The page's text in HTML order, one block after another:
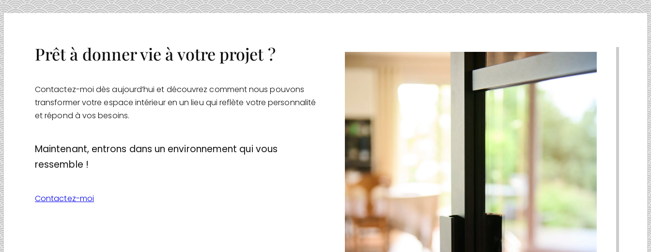
Prêt à donner vie à votre projet ?
Contactez-moi dès aujourd’hui et découvrez comment nous pouvons
transformer votre espace intérieur en un lieu qui reflète votre personnalité
et répond à vos besoins.
Maintenant, entrons dans un environnement qui vous
ressemble !
Contactez-moi